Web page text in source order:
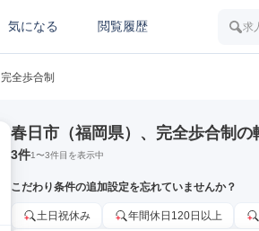
気になる 閲覧履歴 求
完全歩合制
春日市（福岡県）、完全歩合制の
3件1〜3件目を表示中
こだわり条件の追加設定を忘れていませんか？
土日祝休み 年間休日120日以上